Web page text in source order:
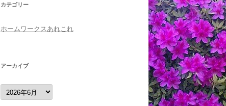
カテゴリー
ホームワークスあれこれ
アーカイブ
ア
ー
カ